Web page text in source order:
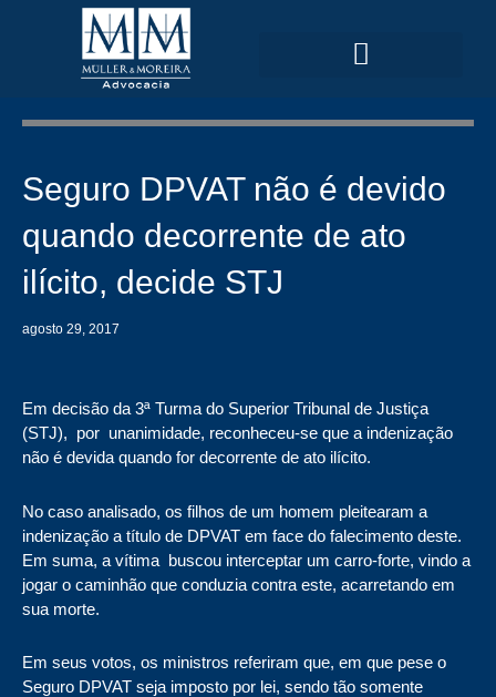
Seguro DPVAT não é devido
quando decorrente de ato
ilícito, decide STJ
agosto 29, 2017
Em decisão da 3ª Turma do Superior Tribunal de Justiça
(STJ), por unanimidade, reconheceu-se que a indenização
não é devida quando for decorrente de ato ilícito.
No caso analisado, os filhos de um homem pleitearam a
indenização a título de DPVAT em face do falecimento deste.
Em suma, a vítima buscou interceptar um carro-forte, vindo a
jogar o caminhão que conduzia contra este, acarretando em
sua morte.
Em seus votos, os ministros referiram que, em que pese o
Seguro DPVAT seja imposto por lei, sendo tão somente